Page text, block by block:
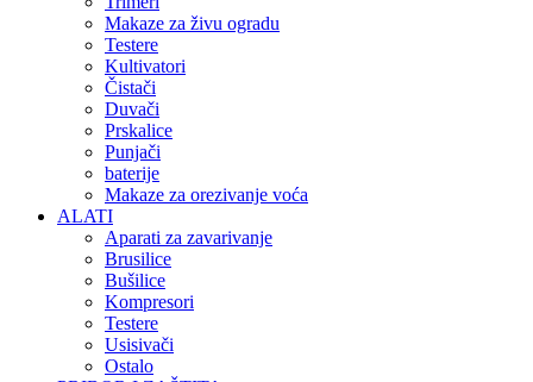
Makaze za živu ogradu
Testere
Kultivatori
Čistači
Duvači
Prskalice
Punjači
baterije
Makaze za orezivanje voća
ALATI
Aparati za zavarivanje
Brusilice
Bušilice
Kompresori
Testere
Usisivači
Ostalo